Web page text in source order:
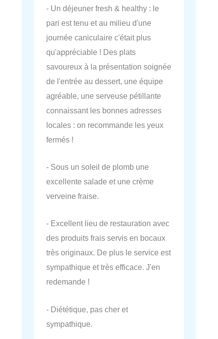
- Un déjeuner fresh & healthy : le
pari est tenu et au milieu d'une
journée caniculaire c'était plus
qu'appréciable ! Des plats
savoureux à la présentation soignée
de l'entrée au dessert, une équipe
agréable, une serveuse pétillante
connaissant les bonnes adresses
locales : on recommande les yeux
fermés !
- Sous un soleil de plomb une
excellente salade et une crème
verveine fraise.
- Excellent lieu de restauration avec
des produits frais servis en bocaux
très originaux. De plus le service est
sympathique et très efficace. J'en
redemande !
- Diététique, pas cher et
sympathique.